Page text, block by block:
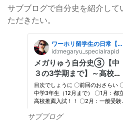
サブブログで自分史を紹介し
ただきたい。
サブブログ